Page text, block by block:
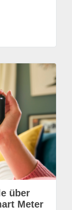
über
Meter